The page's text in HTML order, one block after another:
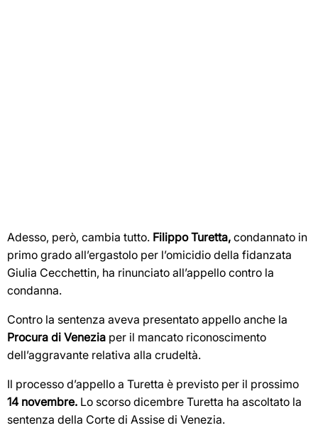
Adesso, però, cambia tutto. Filippo Turetta, condannato in
primo grado all’ergastolo per l’omicidio della fidanzata
Giulia Cecchettin, ha rinunciato all’appello contro la
condanna.
Contro la sentenza aveva presentato appello anche la
Procura di Venezia per il mancato riconoscimento
dell’aggravante relativa alla crudeltà.
Il processo d’appello a Turetta è previsto per il prossimo
14 novembre. Lo scorso dicembre Turetta ha ascoltato la
sentenza della Corte di Assise di Venezia.